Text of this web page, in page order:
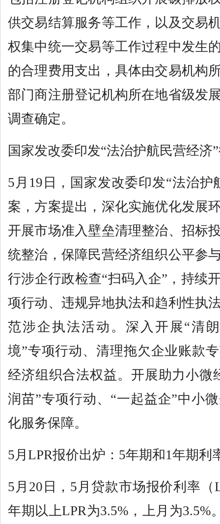
供交易结算服务等工作，以及交易
权集中统一交易等工作过程中发生
的合理费用支出，具体由交易机构
部门商注册登记机构所在地省级发
调查确定。
国家发改委印发“法治护航民营经济
5月19日，国家发改委印发“法治护
案，方案提出，深化实施优化发展
开展市场准入壁垒清理整治、招标
统整治，保障民营经济组织公平参
行涉企行政检查“扫码入企”，持续
项行动、违规异地执法和趋利性执
范涉企执法活动。深入开展“清
境”专项行动、清理拖欠企业账款
经济组织合法权益。开展助力小微
润苗”专项行动、“一起益企”中小
化服务保障。
5月LPR报价出炉：5年期和1年期利
5月20日，5月贷款市场报价利率（
年期以上LPR为3.5%，上月为3.5%